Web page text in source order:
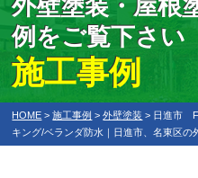
外壁塗装・屋根
例をご覧下さい
施工事例
HOME >施工事例 >外壁塗装 > 日進市 F
キング/ベランダ防水｜日進市、名東区の